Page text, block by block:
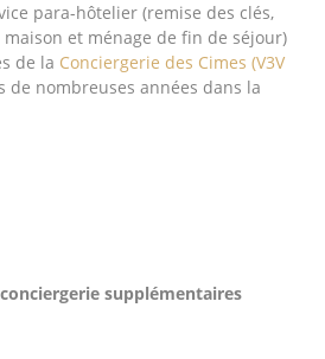
para-hôtelier (remise des clés,
et ménage de fin de séjour)
de la Conciergerie des Cimes (V3V
de nombreuses années dans la
supplémentaires